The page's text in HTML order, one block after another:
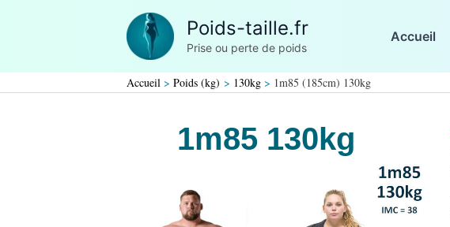
Poids-taille.fr
Prise ou perte de poids
Accueil
Accueil Poids (kg) 130kg 1m85 (185cm) 130kg
1m85 130kg